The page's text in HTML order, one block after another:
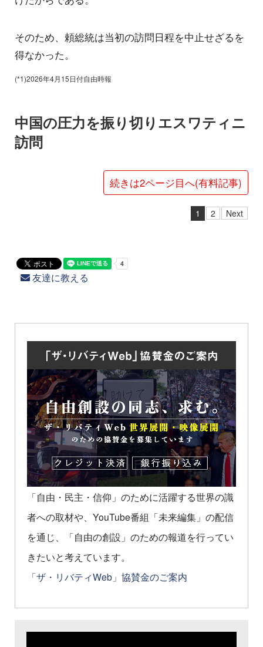
そのため、頼総統は当初の訪問日程を中止せざるを
得なかった。
(*1)2026年4月15日付自由時報
中国の圧力を振り切りエスワティニ
訪問
続きは2ページ目へ(有料記事)
1 2 Next
友達に教える
「自由・民主・信仰」のために活躍する世界の識
者への取材や、YouTube番組「未来編集」の配信
を通じ、「自由の創設」のための報道を行ってい
きたいと考えています。
「ザ・リバティWeb」協賛金のご案内